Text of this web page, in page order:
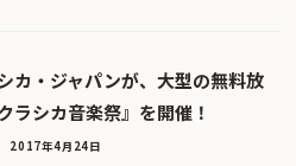
カ・ジャパンが、大型の無料放
ラシカ音楽祭』を開催！
2017年4月24日